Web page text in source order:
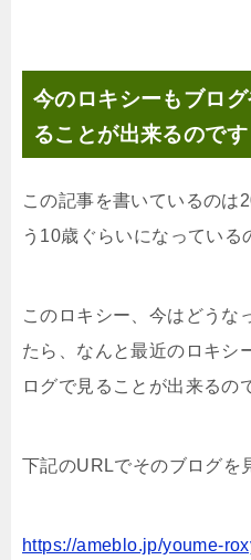
今のロキシーもブロ
ることが出来るのです
この記事を書いているのは
う10歳ぐらいになっている
このロキシー、今はどうな
たら、なんと最近のロキシ
ログで見ることが出来るの
下記のURLでそのブログを
https://ameblo.jp/youme-